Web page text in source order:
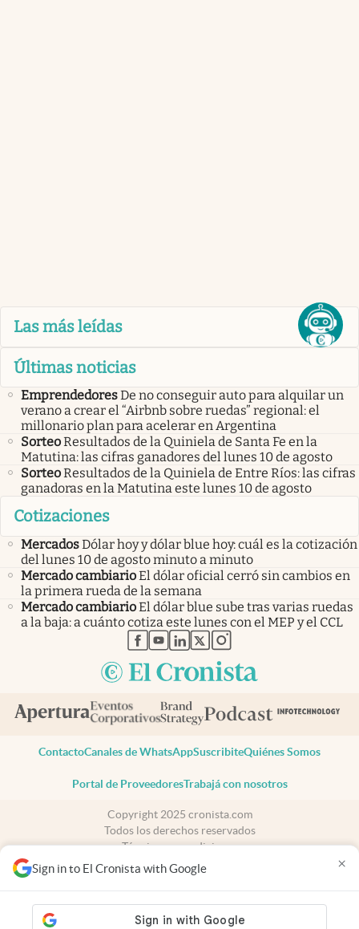
Sign in to El Cronista with Google ×
Las más leídas
Últimas noticias
EmprendedoresDe no conseguir auto para alquilar un
verano a crear el “Airbnb sobre ruedas” regional: el
millonario plan para acelerar en Argentina
SorteoResultados de la Quiniela de Santa Fe en la
Matutina: las cifras ganadores del lunes 10 de agosto
SorteoResultados de la Quiniela de Entre Ríos: las cifras
ganadoras en la Matutina este lunes 10 de agosto
Cotizaciones
MercadosDólar hoy y dólar blue hoy: cuál es la cotización
del lunes 10 de agosto minuto a minuto
Mercado cambiarioEl dólar oficial cerró sin cambios en
la primera rueda de la semana
Mercado cambiarioEl dólar blue sube tras varias ruedas
a la baja: a cuánto cotiza este lunes con el MEP y el CCL
abre en nueva pestaña
abre en nueva pestaña
abre en nueva pestaña
abre en nueva pestaña
abre en nueva pestaña
ContactoCanales de WhatsAppSuscribiteQuiénes Somos
Portal de ProveedoresTrabajá con nosotros
Copyright 2025 cronista.com
Todos los derechos reservados
Términos y condiciones
Privacidad
Consentimiento